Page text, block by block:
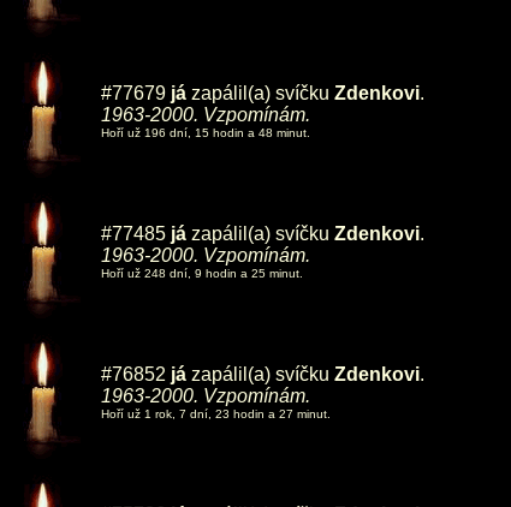
#77679 já zapálil(a) svíčku Zdenkovi.
1963-2000. Vzpomínám.
Hoří už 196 dní, 15 hodin a 48 minut.
#77485 já zapálil(a) svíčku Zdenkovi.
1963-2000. Vzpomínám.
Hoří už 248 dní, 9 hodin a 25 minut.
#76852 já zapálil(a) svíčku Zdenkovi.
1963-2000. Vzpomínám.
Hoří už 1 rok, 7 dní, 23 hodin a 27 minut.